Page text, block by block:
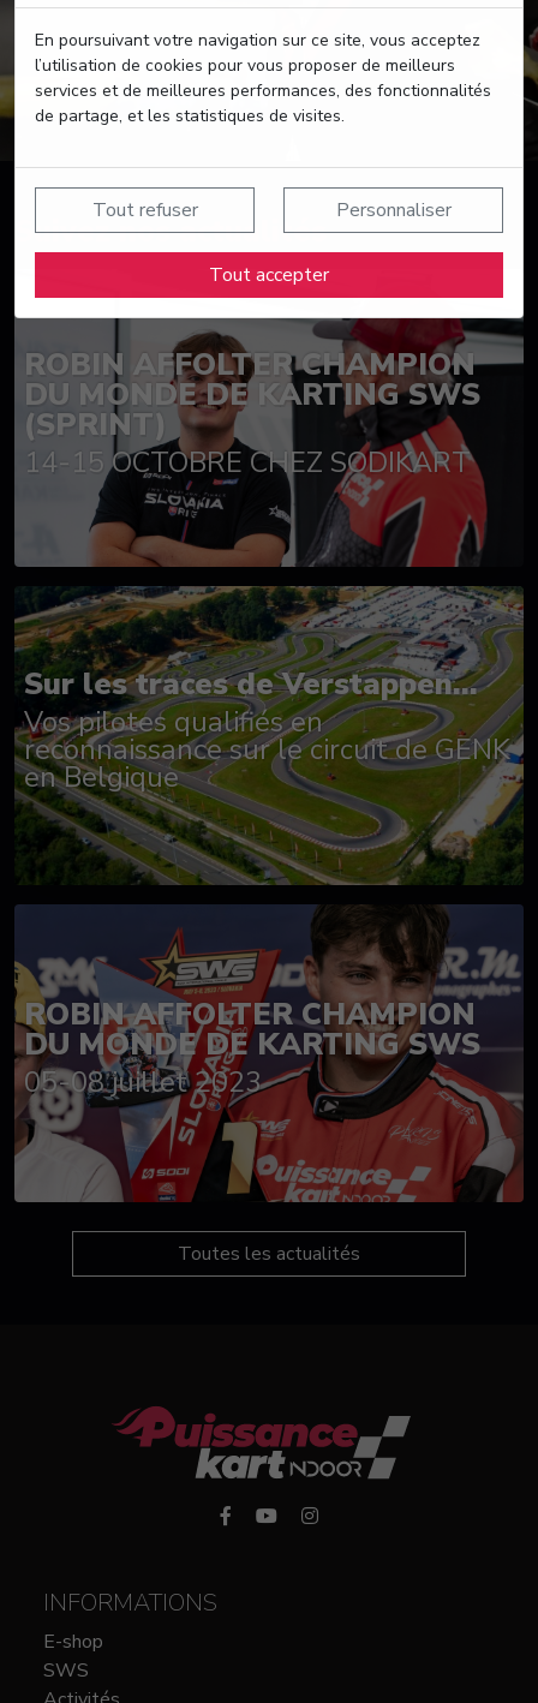
En poursuivant votre navigation sur ce site, vous acceptez
l’utilisation de cookies pour vous proposer de meilleurs
services et de meilleures performances, des fonctionnalités
de partage, et les statistiques de visites.
Tout refuser Personnaliser
Tout accepter
Suivez nos actualités
ROBIN AFFOLTER CHAMPION
DU MONDE DE KARTING SWS
(SPRINT)
14-15 OCTOBRE CHEZ SODIKART
Sur les traces de Verstappen...
Vos pilotes qualifiés en
reconnaissance sur le circuit de GENK
en Belgique
ROBIN AFFOLTER CHAMPION
DU MONDE DE KARTING SWS
05-08 juillet 2023
Toutes les actualités
INFORMATIONS
E-shop
SWS